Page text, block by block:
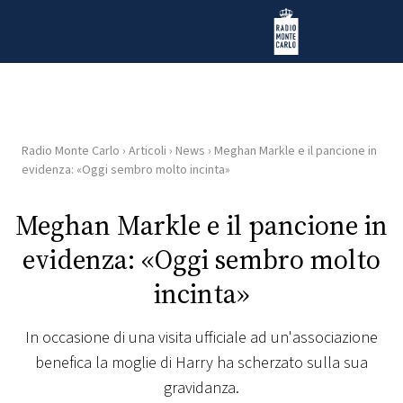
Radio Monte Carlo
HOME
RADIO
WEB
PLAYLIST
Radio Monte Carlo › Articoli › News › Meghan Markle e il pancione in
evidenza: «Oggi sembro molto incinta»
Meghan Markle e il pancione in
evidenza: «Oggi sembro molto
incinta»
In occasione di una visita ufficiale ad un'associazione
benefica la moglie di Harry ha scherzato sulla sua
gravidanza.